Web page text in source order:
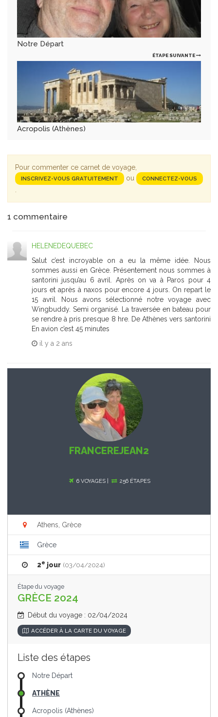
Notre Départ
ÉTAPE SUIVANTE
Acropolis (Athènes)
Pour commenter ce carnet de voyage,
INSCRIVEZ-VOUS GRATUITEMENT ou CONNECTEZ-VOUS
1 commentaire
HELENEDEQUEBEC
Salut c’est incroyable on a eu la même idée. Nous
sommes aussi en Grèce. Présentement nous sommes à
santorini jusqu’au 6 avril. Après on va à Paros pour 4
jours et après à naxos pour encore 4 jours. On repart le
15 avril. Nous avons sélectionné notre voyage avec
Wingbuddy. Semi organisé. La traversée en bateau pour
se rendre à pris presque 8 hre. De Athènes vers santorini
En avion c’est 45 minutes
il y a 2 ans
FRANCEREJEAN2
6 VOYAGES | 256 ÉTAPES
Athens, Grèce
Grèce
2e jour (03/04/2024)
Étape du voyage
GRÈCE 2024
Début du voyage : 02/04/2024
ACCÉDER À LA CARTE DU VOYAGE
Liste des étapes
Notre Départ
ATHÈNE
Acropolis (Athènes)